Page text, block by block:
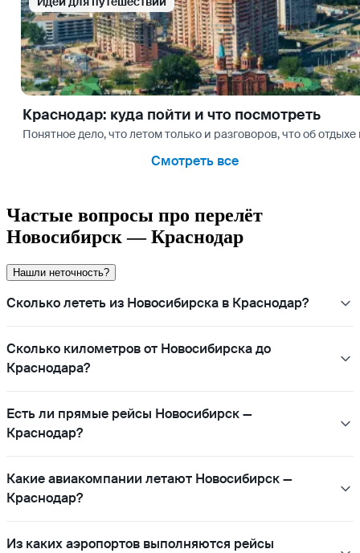
Краснодар: куда пойти и что посмотреть
Понятное дело, что летом только и разговоров, что об
Смотреть все
Частые вопросы про перелёт
Новосибирск — Краснодар
Нашли неточность?
Сколько лететь из Новосибирска в Краснодар?
Сколько километров от Новосибирска до
Краснодара?
Есть ли прямые рейсы Новосибирск —
Краснодар?
Какие авиакомпании летают Новосибирск —
Краснодар?
Из каких аэропортов выполняются рейсы